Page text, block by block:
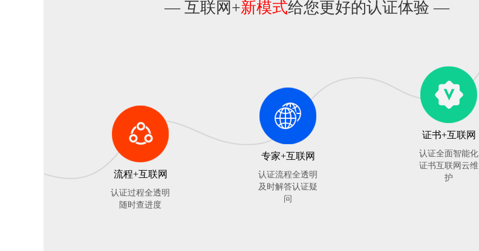
— 互联网+新模式给您更好的认证体验 —
流程+互联网
认证过程全透明
随时查进度
专家+互联网
认证流程全透明
及时解答认证疑
问
证书+互联网
认证全面智能化
证书互联网云维
护